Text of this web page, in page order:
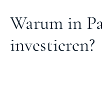
Warum in
investieren?